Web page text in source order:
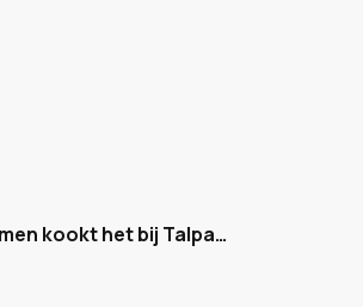
kookt het bij Talpa…